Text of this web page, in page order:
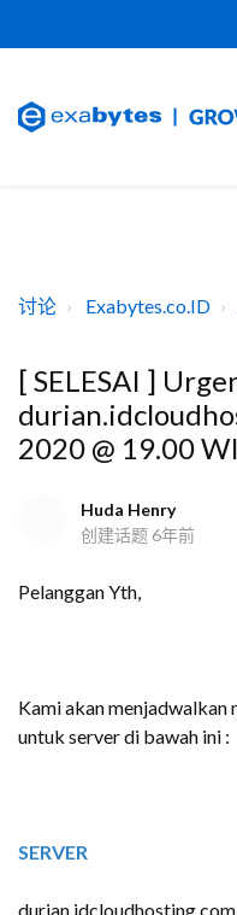
讨论 Exabytes.co.ID
[ SELESAI ]
2020 @ 19.00
Huda Henry
创建话题 6年前
Pelanggan Yth,
Kami akan menjadwalkan
untuk server di bawah ini :
SERVER